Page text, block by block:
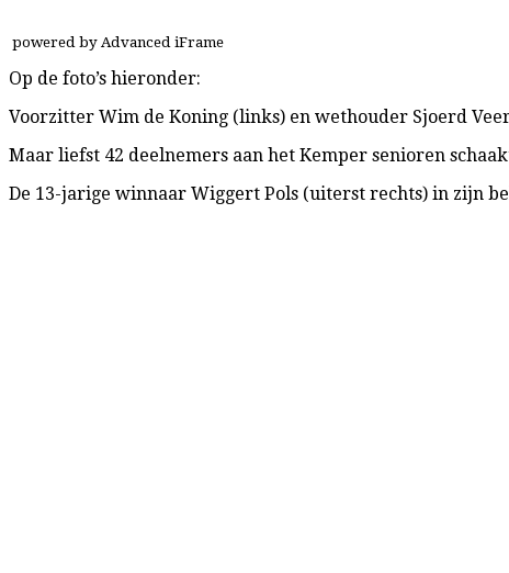
powered by Advanced iFrame
Op de foto’s hieronder:
Voorzitter Wim de Koning (links) en wethouder Sjoerd
Maar liefst 42 deelnemers aan het Kemper senioren
De 13-jarige winnaar Wiggert Pols (uiterst rechts) in zijn